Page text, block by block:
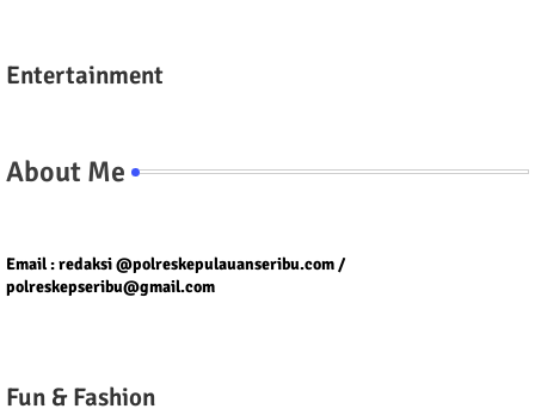
Entertainment
About Me
Email : redaksi @polreskepulauanseribu.com /
polreskepseribu@gmail.com
Fun & Fashion